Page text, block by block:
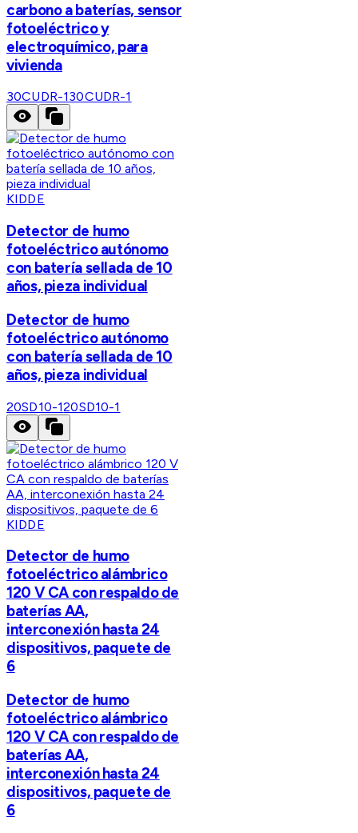
carbono a baterías, sensor
fotoeléctrico y
electroquímico, para
vivienda
30CUDR-130CUDR-1
KIDDE
Detector de humo
fotoeléctrico autónomo
con batería sellada de 10
años, pieza individual
Detector de humo
fotoeléctrico autónomo
con batería sellada de 10
años, pieza individual
20SD10-120SD10-1
KIDDE
Detector de humo
fotoeléctrico alámbrico
120 V CA con respaldo de
baterías AA,
interconexión hasta 24
dispositivos, paquete de
6
Detector de humo
fotoeléctrico alámbrico
120 V CA con respaldo de
baterías AA,
interconexión hasta 24
dispositivos, paquete de
6